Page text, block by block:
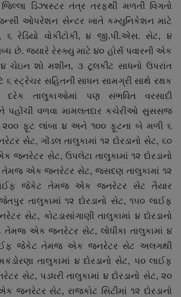
ડિઝાસ્ટર તંત્ર તરફથી મળતી વિગતો
ઓપરેશન સેન્ટર ખાતે કમ્યુનિકેશન માટે
રેડિયો વોકીટોકી, ૪ જી.પી.એસ. સેટ, ૪
છે. જયારે રેસ્ક્યુ માટે ૪૦ હોર્સ પવારની એક
ચેઇન શો મશીન, ૩ ટૂલકીટ સાધનો ઉપરાંત
સ્ટ્રેચર સહિતની સાધન સામગ્રી સાથે રક્ષક
તાલુકાઓમાં પણ સંભવિત વરસાદી
પહોંચી વળવા મામલતદાર કચેરીઓ સુસસજ
૨૦૦ ફૂટ લાંબા ૪ અને ૧૦૦ ફૂટના બે મળી ૬
સેટ, ગોંડલ તાલુકામાં ૧૨ દોરડાનો સેટ, ૬૦
સેટ, ઉપલેટા તાલુકામાં ૧૨ દોરડાનો
એક જનરેટર સેટ, જસદણ તાલુકામાં ૧૨
લાઈફ જેકેટ તેમજ એક જનરેટર સેટ તૈયાર
તાલુકામાં ૧૨ દોરડાનો સેટ, ૧૫૦ લાઈફ
સેટ, કોટડાસાંગાણી તાલુકામાં ૪ દોરડાનો
એક જનરેટર સેટ, લોધીકા તાલુકામાં ૪
જેકેટ તેમજ એક જનરેટર સેટ અલગથી
તાલુકામાં ૪ દોરડાનો સેટ, ૫૦ લાઈફ
સેટ, પડધરી તાલુકામાં ૪ દોરડાનો સેટ, ૨૦
સેટ, રાજકોટ સિટીમાં ૧૨ દોરડાનો